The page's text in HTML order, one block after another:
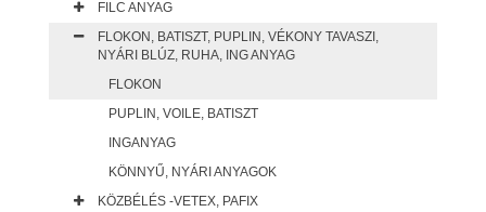
FILC ANYAG
FLOKON, BATISZT, PUPLIN, VÉKONY TAVASZI,
NYÁRI BLÚZ, RUHA, ING ANYAG
FLOKON
PUPLIN, VOILE, BATISZT
INGANYAG
KÖNNYŰ, NYÁRI ANYAGOK
KÖZBÉLÉS -VETEX, PAFIX